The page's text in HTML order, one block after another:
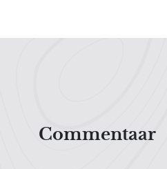
Commentaar